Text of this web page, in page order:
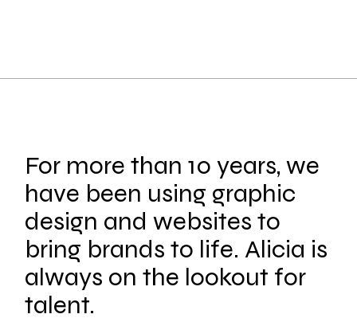
For more than 10 years, we
have been using graphic
design and websites to
bring brands to life. Alicia is
always on the lookout for
talent.